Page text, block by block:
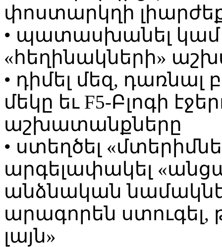
փոստարկղի
• պատասխանել կամ
«հեղինակների»
• դիմել մեզ, դառնալ
մեկը եւ F5-Բլոգի
աշխատանքները
• ստեղծել
արգելափակել
անձնական
արագորեն ստուգել,
լայն»